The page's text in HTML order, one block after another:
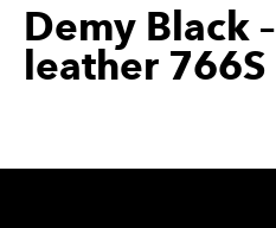
Demy Black –
leather 766S